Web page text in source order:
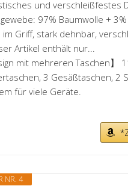
und verschleißfestes
97% Baumwolle +
im Griff, stark dehnbar,
Artikel enthält nur...
mit mehreren Taschen】
3 Gesäßtaschen, 2
für viele Geräte.
NR. 4